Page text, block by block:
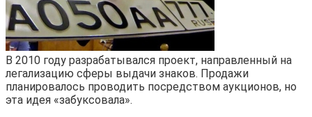
В 2010 году разрабатывался проект, направленный на
легализацию сферы выдачи знаков. Продажи
планировалось проводить посредством аукционов, но
эта идея «забуксовала».